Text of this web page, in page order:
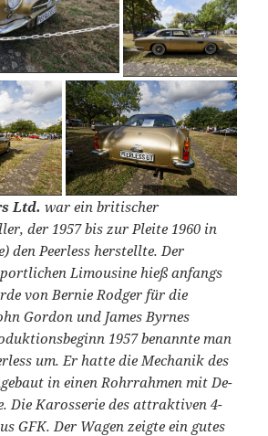
Ltd. war ein britischer
der 1957 bis zur Pleite 1960 in
den Peerless herstellte. Der
Limousine hieß anfangs
von Bernie Rodger für die
Gordon und James Byrnes
1957 benannte man
um. Er hatte die Mechanik des
in einen Rohrrahmen mit De-
Die Karosserie des attraktiven 4-
GFK. Der Wagen zeigte ein gutes